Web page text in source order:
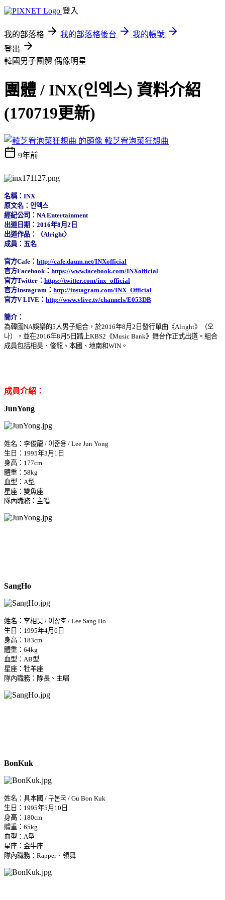
登入
我的部落格 我的部落格後台
我的帳號
登出
韓國男子團體 偶像明星
團體 / INX(인엑스) 資料介紹
(170719更新)
韓芝宥泡菜狂想曲
9年前
名稱：INX
原文名：인엑스
經紀公司：NA Entertainment
出道日期：2016年8月2日
出道作品：〈Alright〉
成員：五名
官方Cafe： http://cafe.daum.net/INXofficial
官方Facebook： https://www.facebook.com/INXofficial
官方Twitter： https://twitter.com/inx_official
官方Instagram： http://instagram.com/INX_Official
官方V LIVE： http://www.vlive.tv/channels/E053DB
簡介：
為韓國NA娛樂的5人男子組合，於2016年8月2日發行單曲《Alright》（오
나），並在2016年8月5日踏上KBS2《Music Bank》舞台作正式出道。組合
成員包括相昊、俊龍、本國、地南和WIN。
成員介紹：
JunYong
姓名：李俊龍 / 이준용 / Lee Jun Yong
生日：1995年3月1日
身高：177cm
體重：58kg
血型：A型
星座：雙魚座
隊內職務：主唱
SangHo
姓名：李相昊 / 이상호 / Lee Sang Ho
生日：1995年4月6日
身高：183cm
體重：64kg
血型：AB型
星座：牡羊座
隊內職務：隊長、主唱
BonKuk
姓名：具本國 / 구본국 / Gu Bon Kuk
生日：1995年5月10日
身高：180cm
體重：65kg
血型：A型
星座：金牛座
隊內職務：Rapper、領舞